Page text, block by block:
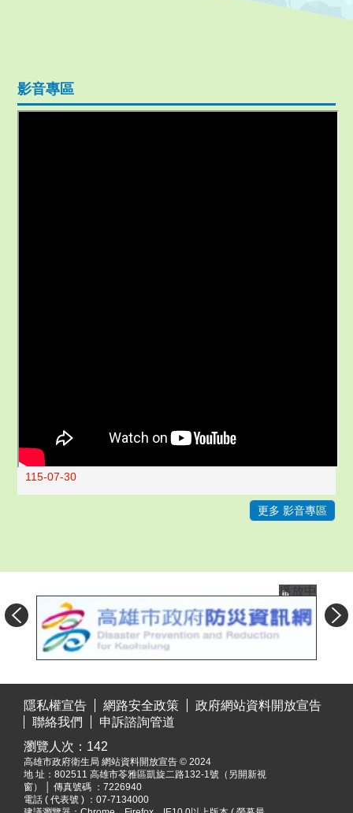
影音專區
115-07-30
更多 影音專區
播放中
目
隱私權宣告
網路安全政策
政府網站資料開放宣告
聯絡我們
申訴諮詢管道
瀏覽人次： 142
高雄市政府衛生局 網站資料開放宣告 © 2024
地 址： 802511 高雄市苓雅區凱旋二路132-1號（另開新視
窗）
│ 傳真號碼 ：7226940
電話 ( 代表號 ) ：07-7134000